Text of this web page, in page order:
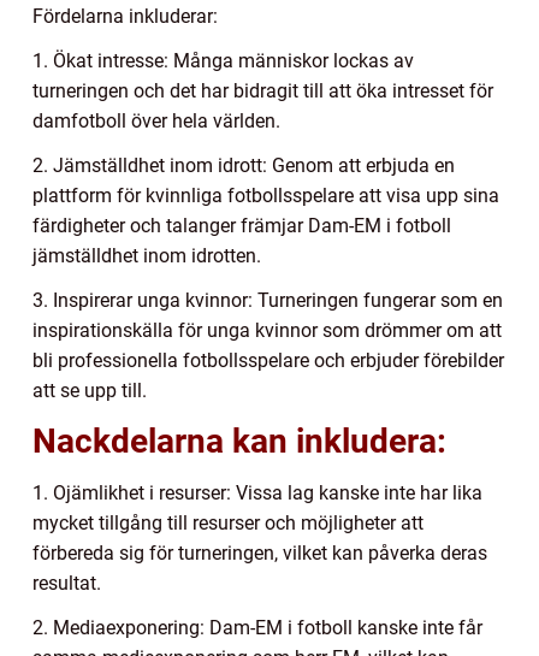
Fördelarna inkluderar:
1. Ökat intresse: Många människor lockas av
turneringen och det har bidragit till att öka intresset för
damfotboll över hela världen.
2. Jämställdhet inom idrott: Genom att erbjuda en
plattform för kvinnliga fotbollsspelare att visa upp sina
färdigheter och talanger främjar Dam-EM i fotboll
jämställdhet inom idrotten.
3. Inspirerar unga kvinnor: Turneringen fungerar som en
inspirationskälla för unga kvinnor som drömmer om att
bli professionella fotbollsspelare och erbjuder förebilder
att se upp till.
Nackdelarna kan inkludera:
1. Ojämlikhet i resurser: Vissa lag kanske inte har lika
mycket tillgång till resurser och möjligheter att
förbereda sig för turneringen, vilket kan påverka deras
resultat.
2. Mediaexponering: Dam-EM i fotboll kanske inte får